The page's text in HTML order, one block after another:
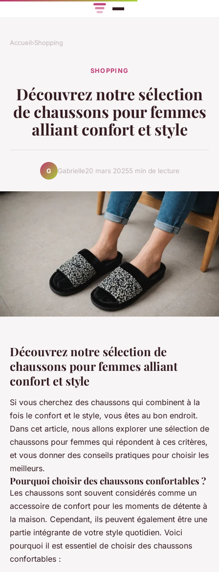
Accueil›Shopping
SHOPPING
Découvrez notre sélection
de chaussons pour femmes
alliant confort et style
G Gabrielle20 mars 20255 min de lecture
Découvrez notre sélection de
chaussons pour femmes alliant
confort et style
Si vous cherchez des chaussons qui combinent à la
fois le confort et le style, vous êtes au bon endroit.
Dans cet article, nous allons explorer une sélection de
chaussons pour femmes qui répondent à ces critères,
et vous donner des conseils pratiques pour choisir les
meilleurs.
Pourquoi choisir des chaussons confortables ?
Les chaussons sont souvent considérés comme un
accessoire de confort pour les moments de détente à
la maison. Cependant, ils peuvent également être une
partie intégrante de votre style quotidien. Voici
pourquoi il est essentiel de choisir des chaussons
confortables :